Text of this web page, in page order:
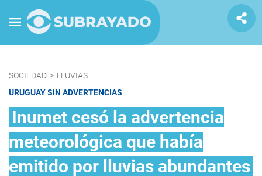
SOCIEDAD > LLUVIAS
URUGUAY SIN ADVERTENCIAS
Inumet cesó la advertencia
meteorológica que había
emitido por lluvias abundantes